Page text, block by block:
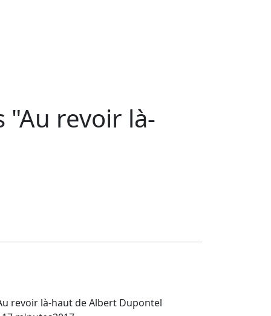
"Au revoir là-
revoir là-hautde Albert Dupontel